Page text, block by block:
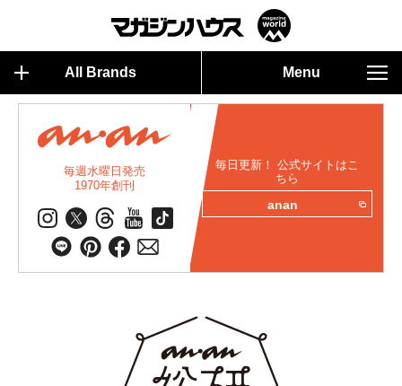
All Brands Menu
毎週水曜日発売
1970年創刊
毎日更新！ 公式サイトはこ
ちら
anan